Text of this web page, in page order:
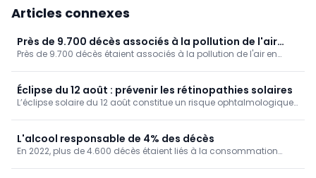
Articles connexes
Près de 9.700 décès associés à la pollution de l'air
(Sciensano)
Près de 9.700 décès étaient associés à la pollution de l'air en
décès (9,3 %).
Éclipse du 12 août : prévenir les rétinopathies solaires
L’éclipse solaire du 12 août constitue un risque ophtalmologique
"rétinopathie d’éclipse".
L'alcool responsable de 4% des décès
En 2022, plus de 4.600 décès étaient liés à la consommation